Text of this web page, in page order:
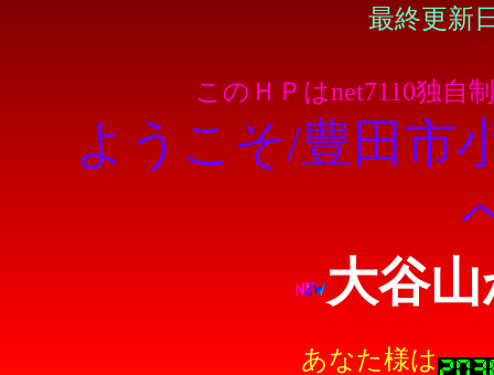
最終更新
このＨＰはnet7110独自
ようこそ/豊田市
大谷
あなた様は